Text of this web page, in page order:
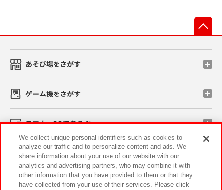
あそび場をさがす
ゲーム機をさがす
スマホ・PCであそぶ
イベント・キャンペーン
We collect unique personal identifiers such as cookies to
analyze our traffic and to personalize content and ads. We
share information about your use of our website with our
analytics and advertising partners, who may combine it with
other information that you have provided to them or that they
have collected from your use of their services. Please click